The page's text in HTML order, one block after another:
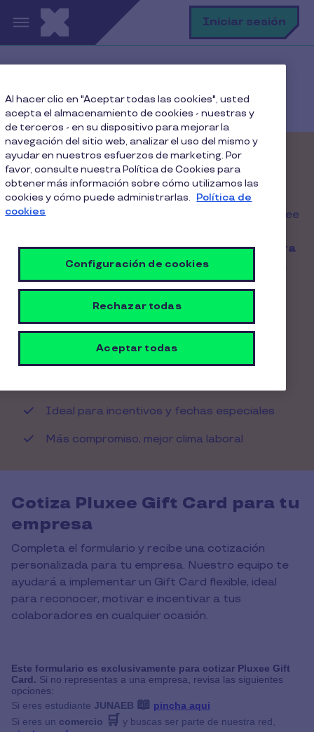
Pasar al contenido principal Iniciar sesión
Pluxee Gift Card
¡Sal de la caja este 18!
Reconoce, motiva y potencia el bienestar de tu
equipo con beneficios que sí se disfrutan. Con Pluxee
elegir lo que quiere, cuando quiere:flexibilidad para
tu equipo, simplicidad para tu administración .
+90 comercios a nivel nacional
Combinable en más de un comercio
Formato digital y físico
Ideal para incentivos y fechas especiales
Más compromiso, mejor clima laboral
Cotiza Pluxee Gift Card para tu
empresa
Completa el formulario y recibe una cotización
personalizada para tu empresa. Nuestro equipo te
ayudará a implementar un Gift Card flexible, ideal
para reconocer, motivar e incentivar a tus
colaboradores en cualquier ocasión.
Al hacer clic en "Aceptar todas las cookies", usted
acepta el almacenamiento de cookies - nuestras y
de terceros - en su dispositivo para mejorar la
navegación del sitio web, analizar el uso del mismo y
ayudar en nuestros esfuerzos de marketing. Por
favor, consulte nuestra Política de Cookies para
obtener más información sobre cómo utilizamos las
cookies y cómo puede administrarlas. Política de
cookies
Configuración de cookies
Rechazar todas
Aceptar todas